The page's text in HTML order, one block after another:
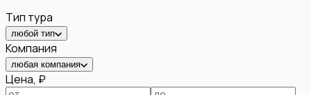
Тип тура
любой тип
Компания
любая компания
Цена, ₽